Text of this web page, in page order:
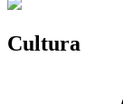
Cultura